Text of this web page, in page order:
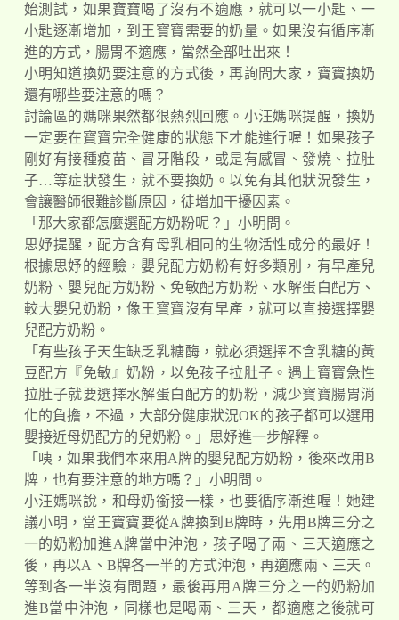
始測試，如果寶寶喝了沒有不適應，就可以一小匙、一
小匙逐漸增加，到王寶寶需要的奶量。如果沒有循序漸
進的方式，腸胃不適應，當然全部吐出來！
小明知道換奶要注意的方式後，再詢問大家，寶寶換奶
還有哪些要注意的嗎？
討論區的媽咪果然都很熱烈回應。小汪媽咪提醒，換奶
一定要在寶寶完全健康的狀態下才能進行喔！如果孩子
剛好有接種疫苗、冒牙階段，或是有感冒、發燒、拉肚
子…等症狀發生，就不要換奶。以免有其他狀況發生，
會讓醫師很難診斷原因，徒增加干擾因素。
「那大家都怎麼選配方奶粉呢？」小明問。
思妤提醒，配方含有母乳相同的生物活性成分的最好！
根據思妤的經驗，嬰兒配方奶粉有好多類別，有早產兒
奶粉、嬰兒配方奶粉、免敏配方奶粉、水解蛋白配方、
較大嬰兒奶粉，像王寶寶沒有早產，就可以直接選擇嬰
兒配方奶粉。
「有些孩子天生缺乏乳糖酶，就必須選擇不含乳糖的黃
豆配方『免敏』奶粉，以免孩子拉肚子。遇上寶寶急性
拉肚子就要選擇水解蛋白配方的奶粉，減少寶寶腸胃消
化的負擔，不過，大部分健康狀況OK的孩子都可以選用
嬰接近母奶配方的兒奶粉。」思妤進一步解釋。
「咦，如果我們本來用A牌的嬰兒配方奶粉，後來改用B
牌，也有要注意的地方嗎？」小明問。
小汪媽咪說，和母奶銜接一樣，也要循序漸進喔！她建
議小明，當王寶寶要從A牌換到B牌時，先用B牌三分之
一的奶粉加進A牌當中沖泡，孩子喝了兩、三天適應之
後，再以A、B牌各一半的方式沖泡，再適應兩、三天。
等到各一半沒有問題，最後再用A牌三分之一的奶粉加
進B當中沖泡，同樣也是喝兩、三天，都適應之後就可